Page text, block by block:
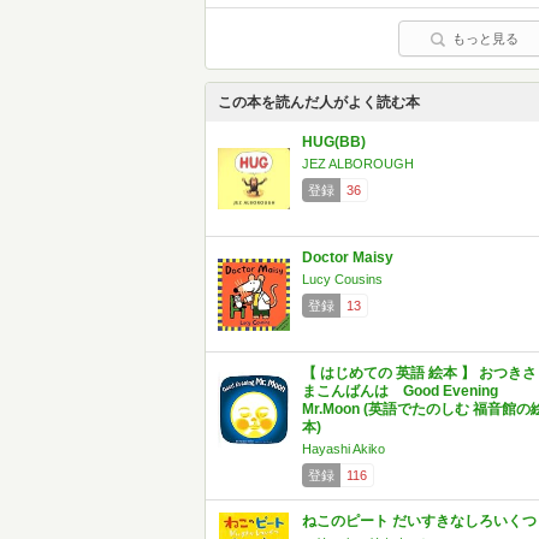
もっと見る
この本を読んだ人がよく読む本
HUG(BB)
JEZ ALBOROUGH
登録
36
Doctor Maisy
Lucy Cousins
登録
13
【 はじめての 英語 絵本 】 おつきさ
まこんばんは Good Evening
Mr.Moon (英語でたのしむ 福音館の
本)
Hayashi Akiko
登録
116
ねこのピート だいすきなしろいくつ